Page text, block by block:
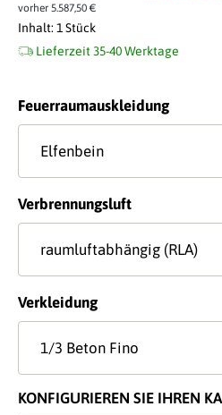
vorher 5.587,50 €
Inhalt: 1 Stück
Lieferzeit 35-40 Werktage
Feuerraumauskleidung
Verbrennungsluftauswählen
Verkleidungauswählen
KONFIGURIEREN SIE IHREN